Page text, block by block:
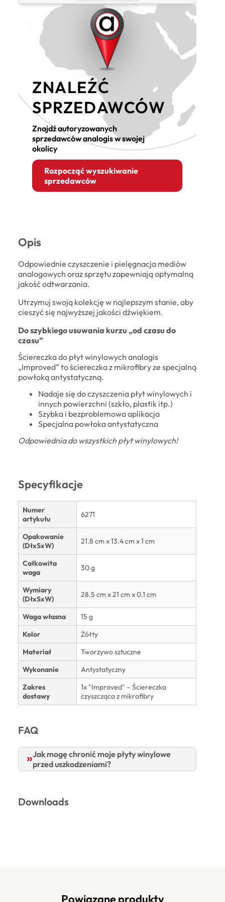
ZNALEŹĆ
SPRZEDAWCÓW
Znajdź autoryzowanych
sprzedawców analogis w swojej
okolicy
Rozpocząć wyszukiwanie
sprzedawców
Opis
Odpowiednie czyszczenie i pielęgnacja mediów
analogowych oraz sprzętu zapewniają optymalną
jakość odtwarzania.
Utrzymuj swoją kolekcję w najlepszym stanie, aby
cieszyć się najwyższej jakości dźwiękiem.
Do szybkiego usuwania kurzu „od czasu do
czasu”
Ściereczka do płyt winylowych analogis
„Improved” to ściereczka z mikrofibry ze specjalną
powłoką antystatyczną.
Nadaje się do czyszczenia płyt winylowych i
innych powierzchni (szkło, plastik itp.)
Szybka i bezproblemowa aplikacja
Specjalna powłoka antystatyczna
Odpowiednia do wszystkich płyt winylowych!
Specyfikacje
Numer
artykułu
6271
Opakowanie
(DłxSxW)
21.8 cm x 13.4 cm x 1 cm
Całkowita
waga
30 g
Wymiary
(DłxSxW)
28.5 cm x 21 cm x 0.1 cm
Waga własna
15 g
Kolor
Żółty
Materiał
Tworzywo sztuczne
Wykonanie
Antystatyczny
Zakres
dostawy
1x "Improved" – Ściereczka
czyszcząca z mikrofibry
FAQ
Jak mogę chronić moje płyty winylowe
przed uszkodzeniami?
Downloads
Powiązane produkty